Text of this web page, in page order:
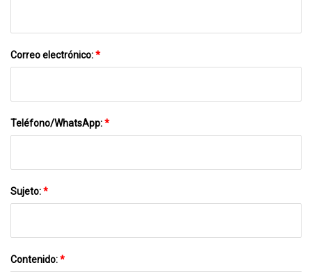
Correo electrónico:*
Teléfono/WhatsApp:*
Sujeto:*
Contenido:*